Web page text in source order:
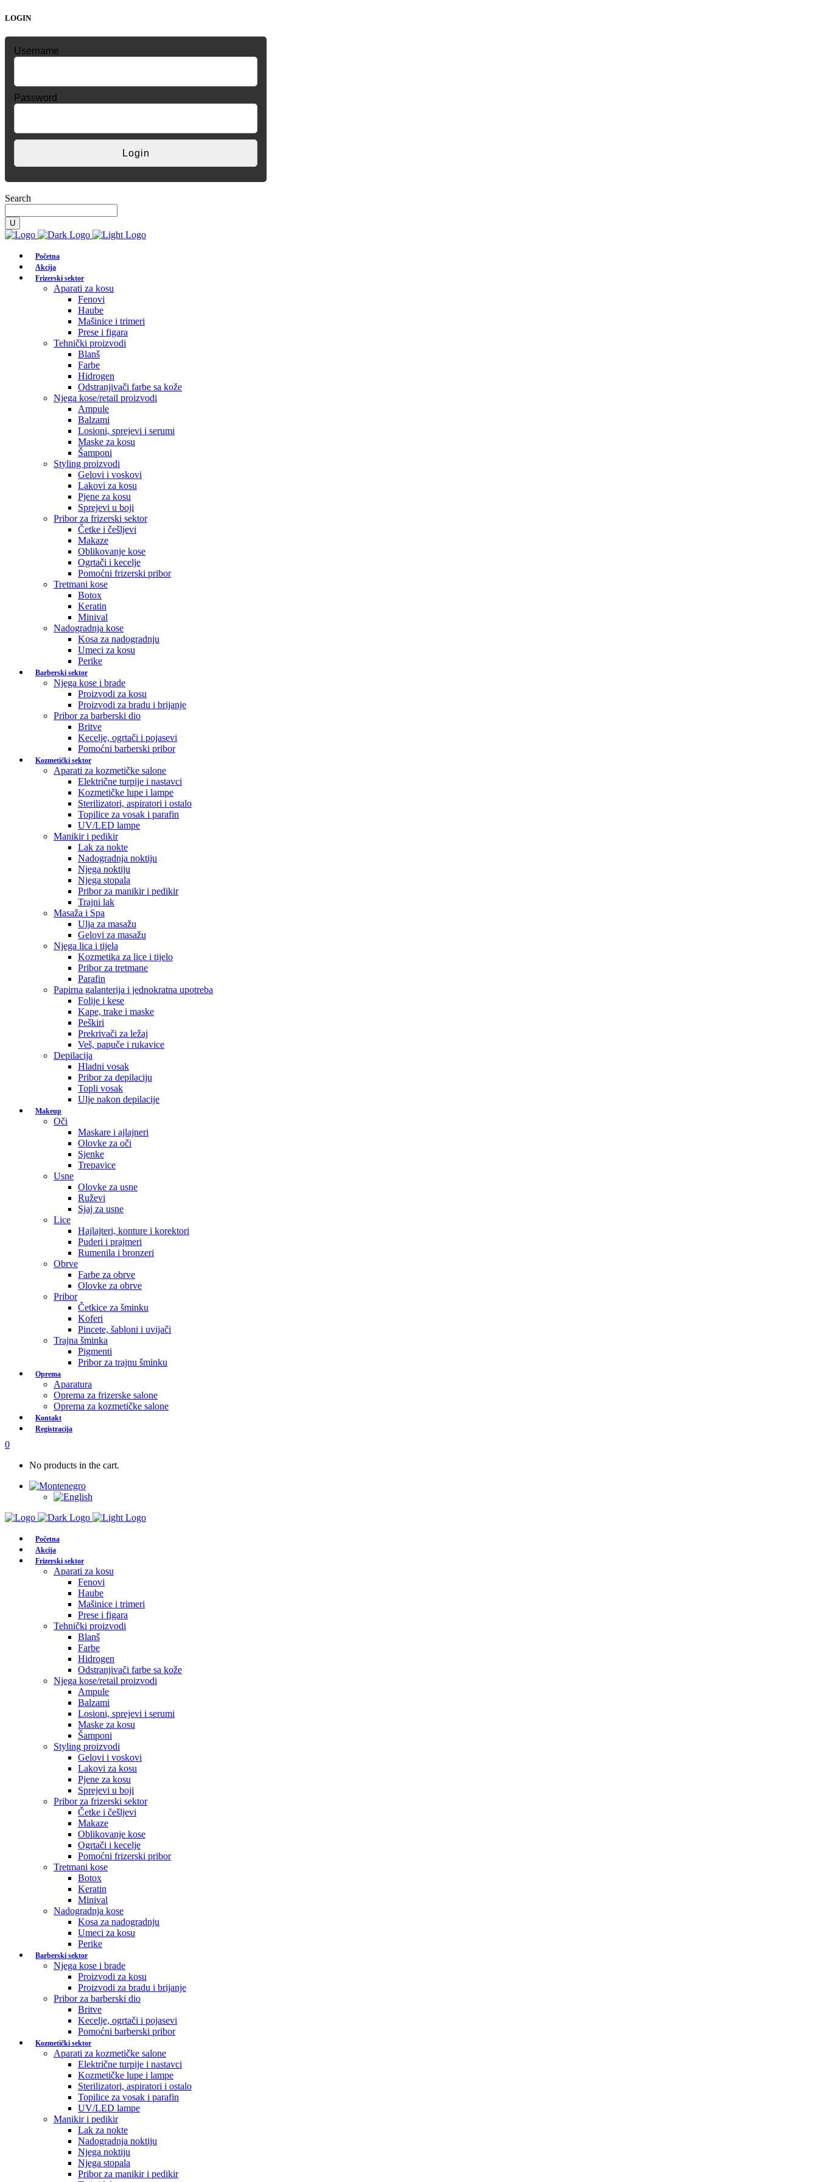
LOGIN
Username
Password
Search
Početna
Akcija
Frizerski sektor
Aparati za kosu
Fenovi
Haube
Mašinice i trimeri
Prese i figara
Tehnički proizvodi
Blanš
Farbe
Hidrogen
Odstranjivači farbe sa kože
Njega kose/retail proizvodi
Ampule
Balzami
Losioni, sprejevi i serumi
Maske za kosu
Šamponi
Styling proizvodi
Gelovi i voskovi
Lakovi za kosu
Pjene za kosu
Sprejevi u boji
Pribor za frizerski sektor
Četke i češljevi
Makaze
Oblikovanje kose
Ogrtači i kecelje
Pomoćni frizerski pribor
Tretmani kose
Botox
Keratin
Minival
Nadogradnja kose
Kosa za nadogradnju
Umeci za kosu
Perike
Barberski sektor
Njega kose i brade
Proizvodi za kosu
Proizvodi za bradu i brijanje
Pribor za barberski dio
Britve
Kecelje, ogrtači i pojasevi
Pomoćni barberski pribor
Kozmetički sektor
Aparati za kozmetičke salone
Električne turpije i nastavci
Kozmetičke lupe i lampe
Sterilizatori, aspiratori i ostalo
Topilice za vosak i parafin
UV/LED lampe
Manikir i pedikir
Lak za nokte
Nadogradnja noktiju
Njega noktiju
Njega stopala
Pribor za manikir i pedikir
Trajni lak
Masaža i Spa
Ulja za masažu
Gelovi za masažu
Njega lica i tijela
Kozmetika za lice i tijelo
Pribor za tretmane
Parafin
Papirna galanterija i jednokratna upotreba
Folije i kese
Kape, trake i maske
Peškiri
Prekrivači za ležaj
Veš, papuče i rukavice
Depilacija
Hladni vosak
Pribor za depilaciju
Topli vosak
Ulje nakon depilacije
Makeup
Oči
Maskare i ajlajneri
Olovke za oči
Sjenke
Trepavice
Usne
Olovke za usne
Ruževi
Sjaj za usne
Lice
Hajlajteri, konture i korektori
Puderi i prajmeri
Rumenila i bronzeri
Obrve
Farbe za obrve
Olovke za obrve
Pribor
Četkice za šminku
Koferi
Pincete, šabloni i uvijači
Trajna šminka
Pigmenti
Pribor za trajnu šminku
Oprema
Aparatura
Oprema za frizerske salone
Oprema za kozmetičke salone
Kontakt
Registracija
0
No products in the cart.
Početna
Akcija
Frizerski sektor
Aparati za kosu
Fenovi
Haube
Mašinice i trimeri
Prese i figara
Tehnički proizvodi
Blanš
Farbe
Hidrogen
Odstranjivači farbe sa kože
Njega kose/retail proizvodi
Ampule
Balzami
Losioni, sprejevi i serumi
Maske za kosu
Šamponi
Styling proizvodi
Gelovi i voskovi
Lakovi za kosu
Pjene za kosu
Sprejevi u boji
Pribor za frizerski sektor
Četke i češljevi
Makaze
Oblikovanje kose
Ogrtači i kecelje
Pomoćni frizerski pribor
Tretmani kose
Botox
Keratin
Minival
Nadogradnja kose
Kosa za nadogradnju
Umeci za kosu
Perike
Barberski sektor
Njega kose i brade
Proizvodi za kosu
Proizvodi za bradu i brijanje
Pribor za barberski dio
Britve
Kecelje, ogrtači i pojasevi
Pomoćni barberski pribor
Kozmetički sektor
Aparati za kozmetičke salone
Električne turpije i nastavci
Kozmetičke lupe i lampe
Sterilizatori, aspiratori i ostalo
Topilice za vosak i parafin
UV/LED lampe
Manikir i pedikir
Lak za nokte
Nadogradnja noktiju
Njega noktiju
Njega stopala
Pribor za manikir i pedikir